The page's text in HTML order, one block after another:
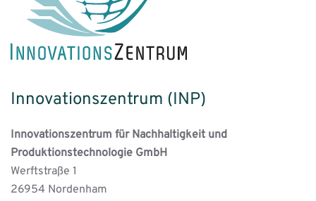
Innovationszentrum (INP)
Innovationszentrum für Nachhaltigkeit und
Produktionstechnologie GmbH
Werftstraße 1
26954 Nordenham